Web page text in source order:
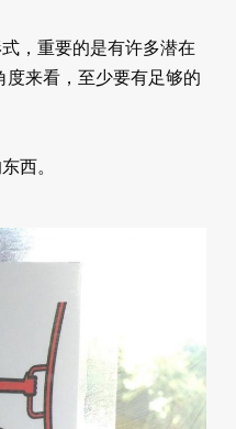
，重要的是有许多潜在
度来看，至少要有足够的
西。